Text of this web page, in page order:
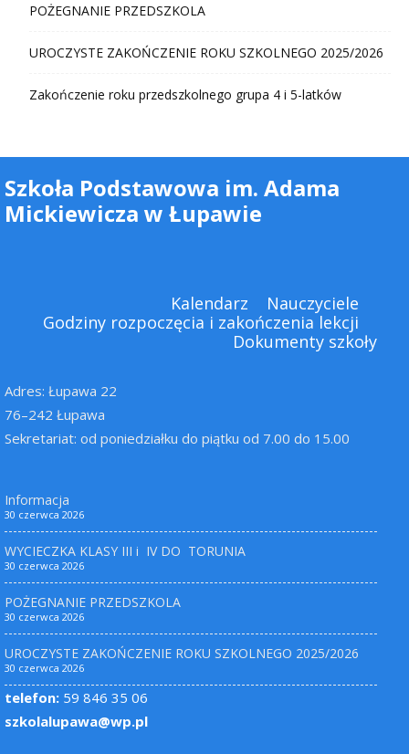
POŻEGNANIE PRZEDSZKOLA
UROCZYSTE ZAKOŃCZENIE ROKU SZKOLNEGO 2025/2026
Zakończenie roku przedszkolnego grupa 4 i 5-latków
Szkoła Podstawowa im. Adama
Mickiewicza w Łupawie
Kalendarz
Nauczyciele
Godziny rozpoczęcia i zakończenia lekcji
Dokumenty szkoły
Adres: Łupawa 22
76–242 Łupawa
Sekretariat: od poniedziałku do piątku od 7.00 do 15.00
Informacja
30 czerwca 2026
WYCIECZKA KLASY III i IV DO TORUNIA
30 czerwca 2026
POŻEGNANIE PRZEDSZKOLA
30 czerwca 2026
UROCZYSTE ZAKOŃCZENIE ROKU SZKOLNEGO 2025/2026
30 czerwca 2026
telefon: 59 846 35 06
szkolalupawa@wp.pl